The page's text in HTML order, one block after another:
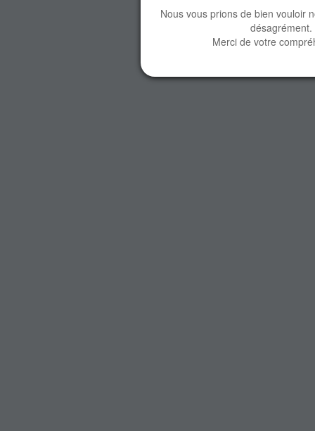
Nous vous prions de bien vouloir
désagrément.
Merci de votre